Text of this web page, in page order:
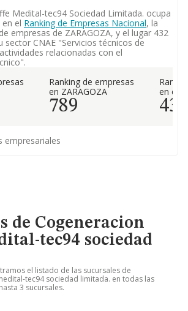
Medital-tec94 Sociedad Limitada. ocupa
el Ranking de Empresas Nacional, la
empresas de ZARAGOZA, y el lugar 432
sector CNAE "Servicios técnicos de
relacionadas con el
Ranking de empresas
en ZARAGOZA
789
en el
432
empresariales
de Cogeneracion
tec94 sociedad
el listado de las sucursales de
tec94 sociedad limitada. en todas las
3 sucursales.